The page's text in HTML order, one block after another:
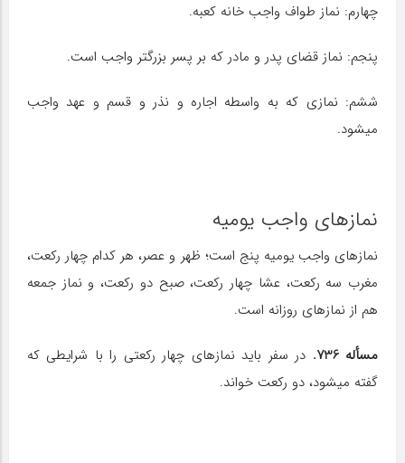
چهارم: نماز طواف واجب خانه کعبه.
پنجم: نماز قضای پدر و مادر که بر پسر بزرگتر واجب است.
ششم: نمازی که به واسطه اجاره و نذر و قسم و عهد واجب
می‎شود.
نمازهای واجب یومیه
نمازهای واجب یومیه پنج است؛ ظهر و عصر، هر کدام چهار رکعت،
مغرب سه رکعت، عشا چهار رکعت، صبح دو رکعت، و نماز جمعه
هم از نمازهای روزانه است.
مسأله 736.
در سفر باید نمازهای چهار رکعتی را با شرایطی که
گفته می‎شود، دو رکعت خواند.